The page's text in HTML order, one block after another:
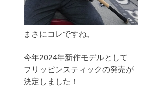
まさにコレですね。
今年2024年新作モデルとして
フリッピンスティックの発売が
決定しました！